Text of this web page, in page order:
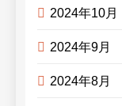
2024年10月
2024年9月
2024年8月